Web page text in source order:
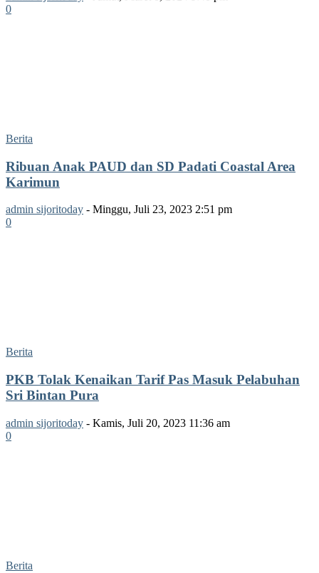
0
Berita
Ribuan Anak PAUD dan SD Padati Coastal Area
Karimun
admin sijoritoday - Minggu, Juli 23, 2023 2:51 pm
0
Berita
PKB Tolak Kenaikan Tarif Pas Masuk Pelabuhan
Sri Bintan Pura
admin sijoritoday - Kamis, Juli 20, 2023 11:36 am
0
Berita